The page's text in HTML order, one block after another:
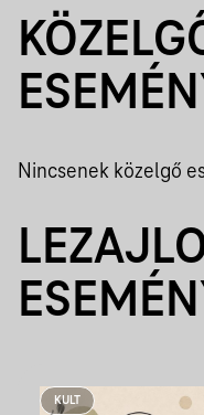
Nincsenek közelgő
KULT